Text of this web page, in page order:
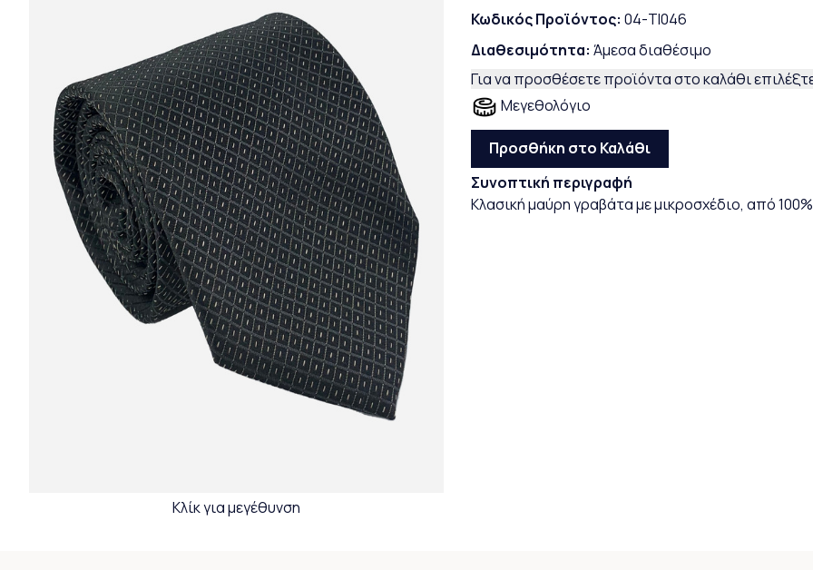
Κλίκ για μεγέθυνση
Κωδικός Προϊόντος: 04-TI046
Διαθεσιμότητα: Άμεσα διαθέσιμο
Για να προσθέσετε προϊόντα στο καλάθι
Μεγεθολόγιο
Προσθήκη στο Καλάθι
Συνοπτική περιγραφή
Κλασική μαύρη γραβάτα με μικροσχέδιο, από